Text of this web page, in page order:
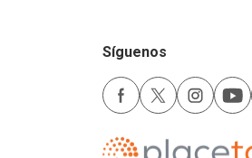
Síguenos